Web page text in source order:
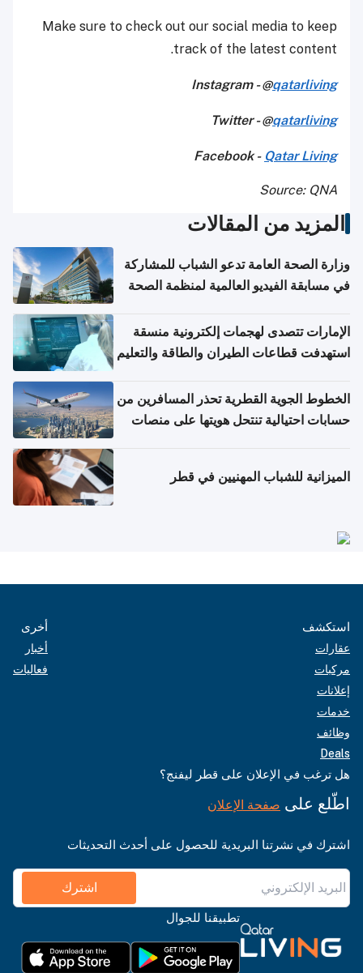
Make sure to check out our social media to keep
track of the latest content.
Instagram - @qatarliving
Twitter - @qatarliving
Facebook - Qatar Living
Source: QNA
المزيد من المقالات
وزارة الصحة العامة تدعو الشباب للمشاركة
في مسابقة الفيديو العالمية لمنظمة الصحة
الإمارات تتصدى لهجمات إلكترونية منسقة
استهدفت قطاعات الطيران والطاقة والتعليم
الخطوط الجوية القطرية تحذر المسافرين من
حسابات احتيالية تنتحل هويتها على منصات
الميزانية للشباب المهنيين في قطر
استكشف
عقارات
مركبات
إعلانات
خدمات
وظائف
Deals
أخرى
أخبار
فعاليات
هل ترغب في الإعلان على قطر ليفنج؟
اطّلع على صفحة الإعلان
اشترك في نشرتنا البريدية للحصول على أحدث التحديثات
اشترك
تطبيقنا للجوال